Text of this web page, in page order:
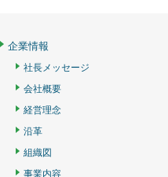
企業情報
社長メッセージ
会社概要
経営理念
沿革
組織図
事業内容